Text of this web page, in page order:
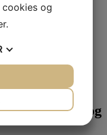
Læs mere
og
og
.